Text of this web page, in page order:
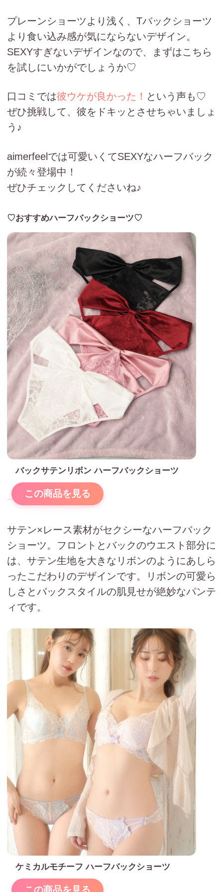
プレーンショーツより浅く、Tバックショーツ
より食い込み感が気にならないデザイン。
SEXYすぎないデザインなので、まずはこちら
を試しにいかがでしょうか♡
口コミでは彼ウケが良かった！ という声も♡
ぜひ挑戦して、彼をドキッとさせちゃいましょ
う♪
aimerfeelでは可愛いくてSEXYなハーフバック
が続々登場中！
ぜひチェックしてくださいね♪
♡おすすめハーフバックショーツ♡
バックサテンリボン ハーフバックショーツ
この商品を見る
サテン×レース素材がセクシーなハーフバック
ショーツ。フロントとバックのウエスト部分に
は、サテン生地を大きなリボンのようにあしら
ったこだわりのデザインです。リボンの可愛ら
しさとバックスタイルの肌見せが絶妙なパンテ
ィです。
ケミカルモチーフ ハーフバックショーツ
この商品を見る